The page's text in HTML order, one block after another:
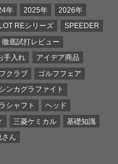
年 2025年
2026年
REシリーズ
SPEEDER
底試打レビュー
手入れ
アイデア商品
クラブ
ゴルフフェア
シンカグラファイト
シャフト
ヘッド
三菱ケミカル
基礎知識
さん